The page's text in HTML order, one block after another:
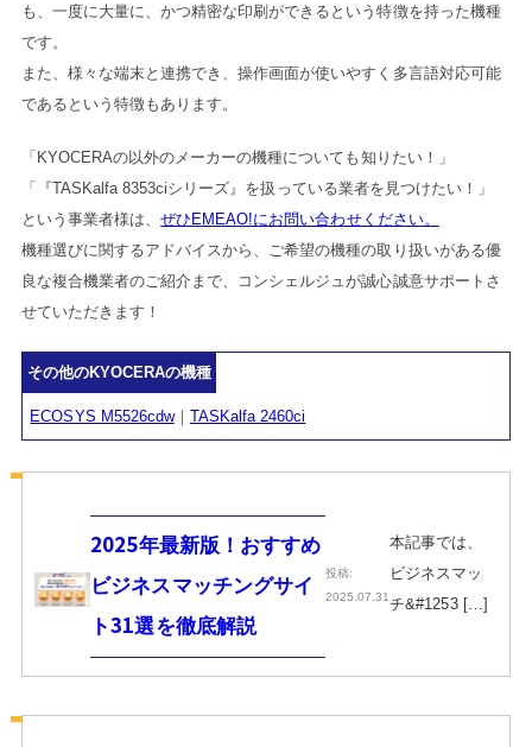
も、一度に大量に、かつ精密な印刷ができるという特徴を持った機種
です。
また、様々な端末と連携でき、操作画面が使いやすく多言語対応可能
であるという特徴もあります。
「KYOCERAの以外のメーカーの機種についても知りたい！」
「『TASKalfa 8353ciシリーズ』を扱っている業者を見つけたい！」
という事業者様は、ぜひEMEAO!にお問い合わせください。
機種選びに関するアドバイスから、ご希望の機種の取り扱いがある優
良な複合機業者のご紹介まで、コンシェルジュが誠心誠意サポートさ
せていただきます！
その他のKYOCERAの機種
ECOSYS M5526cdw｜ TASKalfa 2460ci
2025年最新版！おすすめ
ビジネスマッチングサイ
ト31選を徹底解説
投稿:
2025.07.31
本記事では、
ビジネスマッ
チ&#1253 […]